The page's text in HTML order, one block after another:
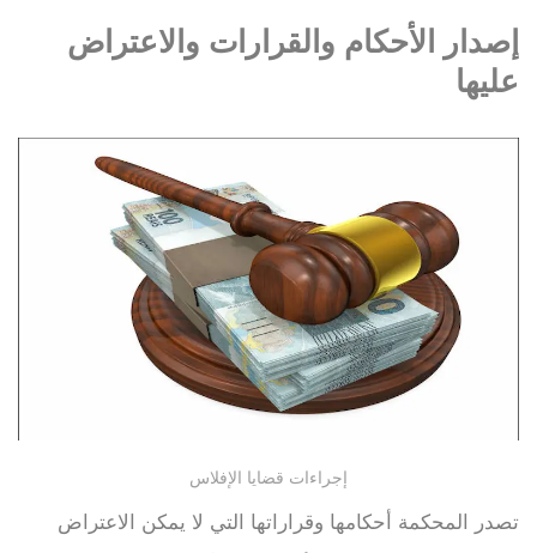
إصدار الأحكام والقرارات والاعتراض
عليها
إجراءات قضايا الإفلاس
تصدر المحكمة أحكامها وقراراتها التي لا يمكن الاعتراض